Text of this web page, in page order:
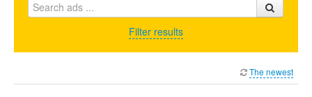
FAQ
Filter results
The newest